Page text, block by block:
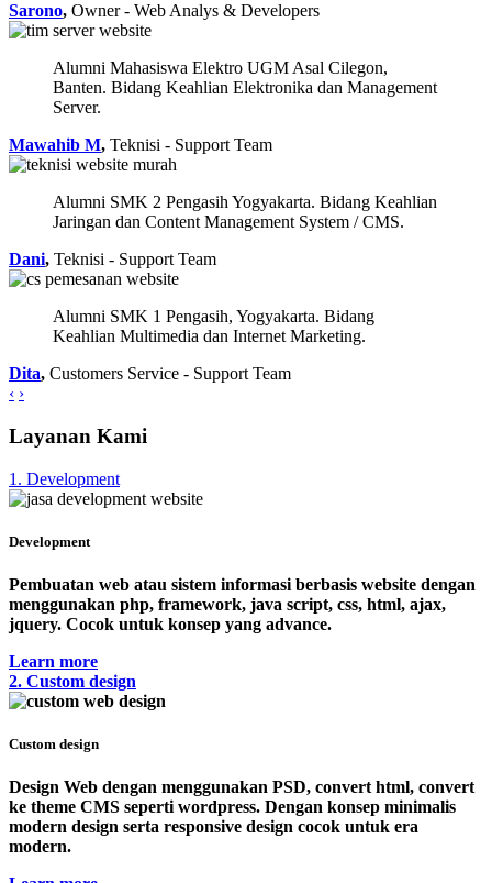
Sarono, Owner - Web Analys & Developers
Alumni Mahasiswa Elektro UGM Asal Cilegon,
Banten. Bidang Keahlian Elektronika dan Management
Server.
Mawahib M, Teknisi - Support Team
Alumni SMK 2 Pengasih Yogyakarta. Bidang Keahlian
Jaringan dan Content Management System / CMS.
Dani, Teknisi - Support Team
Alumni SMK 1 Pengasih, Yogyakarta. Bidang
Keahlian Multimedia dan Internet Marketing.
Dita, Customers Service - Support Team
‹ ›
Layanan Kami
1. Development
Development
Pembuatan web atau sistem informasi berbasis website dengan
menggunakan php, framework, java script, css, html, ajax,
jquery. Cocok untuk konsep yang advance.
Learn more
2. Custom design
Custom design
Design Web dengan menggunakan PSD, convert html, convert
ke theme CMS seperti wordpress. Dengan konsep minimalis
modern design serta responsive design cocok untuk era
modern.